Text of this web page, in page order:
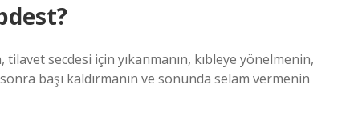
secdesi için yıkanmanın, kıbleye yönelmenin,
başı kaldırmanın ve sonunda selam vermenin